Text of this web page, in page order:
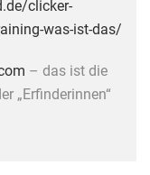
clicker-
was-ist-das/
– das ist die
„Erfinderinnen“